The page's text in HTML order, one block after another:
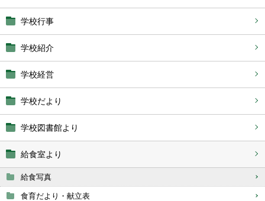
学校行事
学校紹介
学校経営
学校だより
学校図書館より
給食室より
給食写真
食育だより・献立表